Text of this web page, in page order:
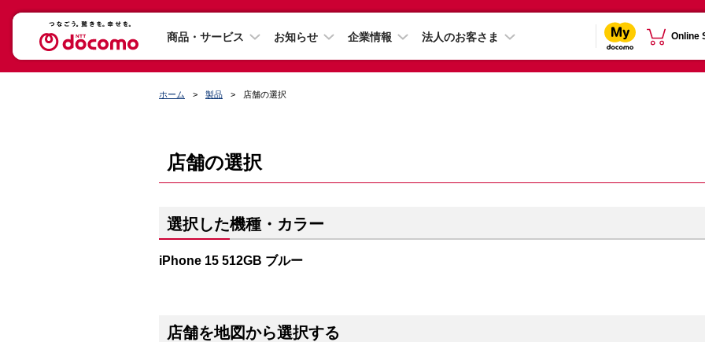
商品・サービス お知らせ 企業情報 法人のお客さま Online
ホーム 製品 店舗の選択
店舗の選択
選択した機種・カラー
iPhone 15 512GB ブルー
店舗を地図から選択する